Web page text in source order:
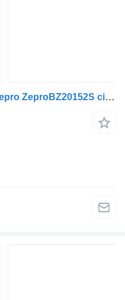
Volvo cilindro de elevación, zepro ZeproBZ20152S cilindro hidráulico para Volvo FM9 cabeza tractora